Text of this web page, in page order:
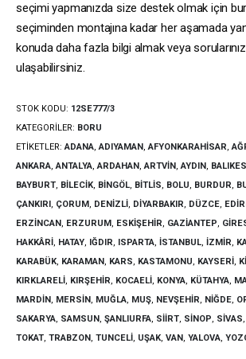
seçimi yapmanızda size destek olmak için
seçiminden montajına kadar her aşamada
konuda daha fazla bilgi almak veya
ulaşabilirsiniz.
STOK KODU: 12SE777/3
KATEGORILER: BORU
ETIKETLER:ADANA,ADIYAMAN,AFYONKARAHISAR,
ANKARA,ANTALYA,ARDAHAN,ARTVIN,AYDIN,
BAYBURT, BILECIK, BINGÖL, BITLIS, BOLU, BURDUR,
ÇANKIRI, ÇORUM, DENIZLI, DIYARBAKIR, DÜZCE,
ERZINCAN, ERZURUM, ESKIŞEHIR, GAZIANTEP,
HAKKÂRI, HATAY, IĞDIR, ISPARTA, İSTANBUL, İZMIR,
KARABÜK, KARAMAN, KARS, KASTAMONU, KAYSERI,
KIRKLARELI, KIRŞEHIR, KOCAELI, KONYA, KÜTAHYA,
MARDIN, MERSIN, MUĞLA, MUŞ, NEVŞEHIR, NIĞDE,
SAKARYA, SAMSUN, ŞANLIURFA, SIIRT, SINOP, SIVAS,
TOKAT, TRABZON, TUNCELI, UŞAK, VAN, YALOVA,